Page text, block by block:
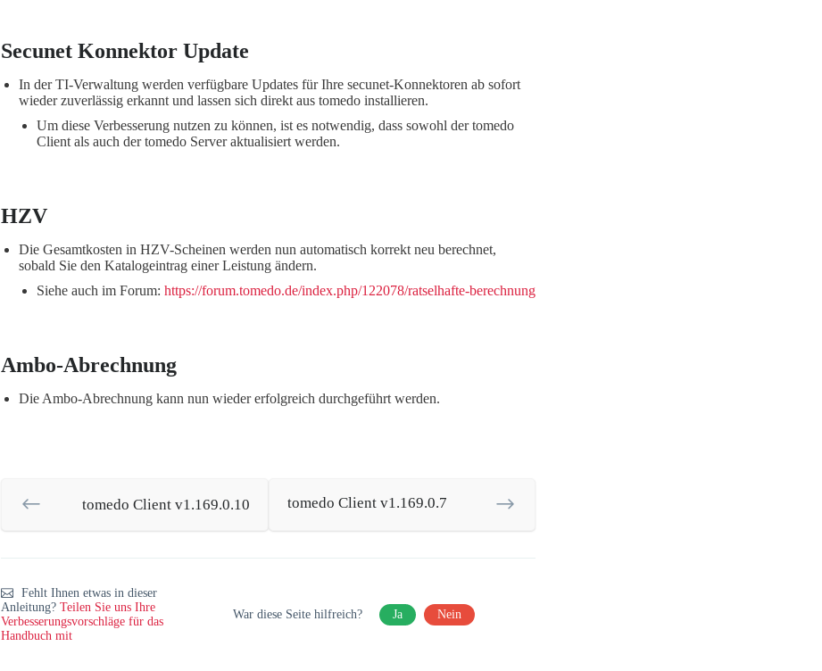
Secunet Konnektor Update
In der TI-Verwaltung werden verfügbare Updates für Ihre secunet-Konnektoren ab sofort
wieder zuverlässig erkannt und lassen sich direkt aus tomedo installieren.
Um diese Verbesserung nutzen zu können, ist es notwendig, dass sowohl der tomedo
Client als auch der tomedo Server aktualisiert werden.
HZV
Die Gesamtkosten in HZV-Scheinen werden nun automatisch korrekt neu berechnet,
sobald Sie den Katalogeintrag einer Leistung ändern.
Siehe auch im Forum: https://forum.tomedo.de/index.php/122078/ratselhafte-berechnung
Ambo-Abrechnung
Die Ambo-Abrechnung kann nun wieder erfolgreich durchgeführt werden.
tomedo Client v1.169.0.10 tomedo Client v1.169.0.7
Fehlt Ihnen etwas in dieser
Anleitung? Teilen Sie uns Ihre
Verbesserungsvorschläge für das
Handbuch mit
War diese Seite hilfreich? Ja Nein